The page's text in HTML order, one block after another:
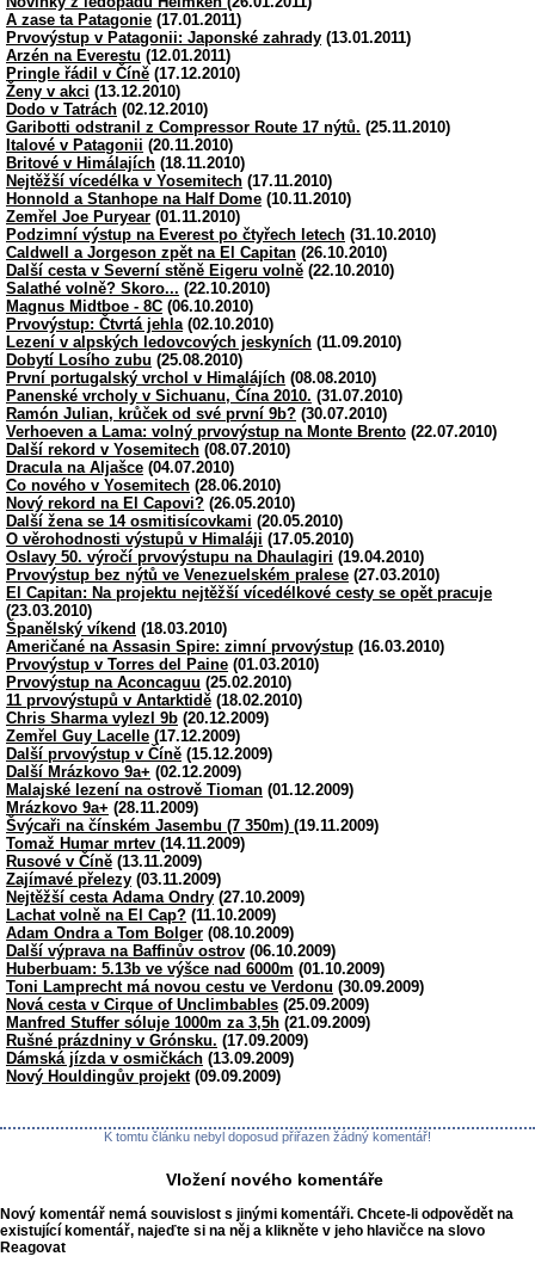
A zase ta Patagonie (17.01.2011)
Prvovýstup v Patagonii: Japonské zahrady (13.01.2011)
Arzén na Everestu (12.01.2011)
Pringle řádil v Číně (17.12.2010)
Ženy v akci (13.12.2010)
Dodo v Tatrách (02.12.2010)
Garibotti odstranil z Compressor Route 17 nýtů. (25.11.2010)
Italové v Patagonii (20.11.2010)
Britové v Himálajích (18.11.2010)
Nejtěžší vícedélka v Yosemitech (17.11.2010)
Honnold a Stanhope na Half Dome (10.11.2010)
Zemřel Joe Puryear (01.11.2010)
Podzimní výstup na Everest po čtyřech letech (31.10.2010)
Caldwell a Jorgeson zpět na El Capitan (26.10.2010)
Další cesta v Severní stěně Eigeru volně (22.10.2010)
Salathé volně? Skoro... (22.10.2010)
Magnus Midtboe - 8C (06.10.2010)
Prvovýstup: Čtvrtá jehla(02.10.2010)
Lezení v alpských ledovcových jeskyních (11.09.2010)
Dobytí Losího zubu (25.08.2010)
První portugalský vrchol v Himalájích (08.08.2010)
Panenské vrcholy v Sichuanu, Čína 2010. (31.07.2010)
Ramón Julian, krůček od své první 9b? (30.07.2010)
Verhoeven a Lama: volný prvovýstup na Monte Brento (22.07.2010)
Další rekord v Yosemitech (08.07.2010)
Dracula na Aljašce (04.07.2010)
Co nového v Yosemitech (28.06.2010)
Nový rekord na El Capovi? (26.05.2010)
Další žena se 14 osmitisícovkami (20.05.2010)
O věrohodnosti výstupů v Himaláji (17.05.2010)
Oslavy 50. výročí prvovýstupu na Dhaulagiri (19.04.2010)
Prvovýstup bez nýtů ve Venezuelském pralese (27.03.2010)
El Capitan: Na projektu nejtěžší vícedélkové cesty se opět pracuje
(23.03.2010)
Španělský víkend (18.03.2010)
Američané na Assasin Spire: zimní prvovýstup (16.03.2010)
Prvovýstup v Torres del Paine (01.03.2010)
Prvovýstup na Aconcaguu (25.02.2010)
11 prvovýstupů v Antarktidě (18.02.2010)
Chris Sharma vylezl 9b (20.12.2009)
Zemřel Guy Lacelle (17.12.2009)
Další prvovýstup v Číně (15.12.2009)
Další Mrázkovo 9a+ (02.12.2009)
Malajské lezení na ostrově Tioman (01.12.2009)
Mrázkovo 9a+ (28.11.2009)
Švýcaři na čínském Jasembu (7 350m) (19.11.2009)
Tomaž Humar mrtev (14.11.2009)
Rusové v Číně (13.11.2009)
Zajímavé přelezy (03.11.2009)
Nejtěžší cesta Adama Ondry (27.10.2009)
Lachat volně na El Cap? (11.10.2009)
Adam Ondra a Tom Bolger (08.10.2009)
Další výprava na Baffinův ostrov (06.10.2009)
Huberbuam: 5.13b ve výšce nad 6000m (01.10.2009)
Toni Lamprecht má novou cestu ve Verdonu (30.09.2009)
Nová cesta v Cirque of Unclimbables (25.09.2009)
Manfred Stuffer sóluje 1000m za 3,5h (21.09.2009)
Rušné prázdniny v Grónsku. (17.09.2009)
Dámská jízda v osmičkách (13.09.2009)
Nový Houldingův projekt(09.09.2009)
K tomtu článku nebyl doposud přiřazen žádný komentář!
Vložení nového komentáře
Nový komentář nemá souvislost s jinými komentáři. Chcete-li odpovědět na
existující komentář, najeďte si na něj a klikněte v jeho hlavičce na slovo
Reagovat